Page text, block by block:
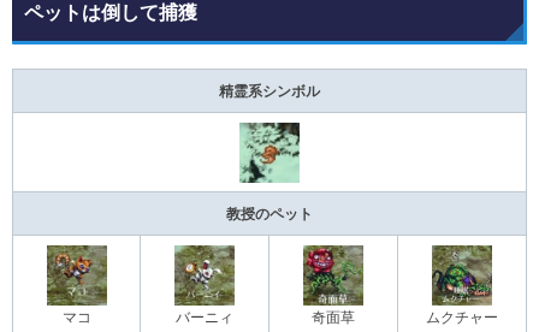
ペットは倒して捕獲
精霊系シンボル
教授のペット
マコ バーニィ 奇面草 ムクチャー